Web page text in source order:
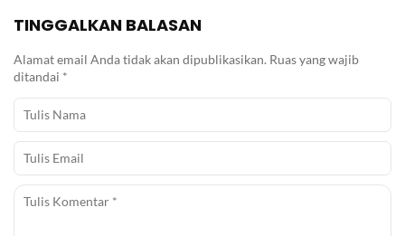
TINGGALKAN BALASAN
Alamat email Anda tidak akan dipublikasikan. Ruas yang wajib
ditandai *